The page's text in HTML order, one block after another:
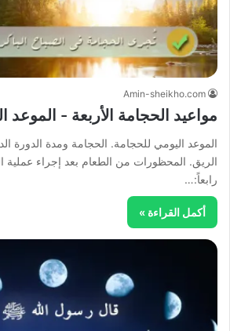
Amin-sheikho.com
مواعيد الحجامة الأربعة - الموعد
الموعد اليومي للحجامة. الحجامة ومدة الدورة
الريق. المحظورات من الطعام بعد إجراء عملية
رابعاً:…
أكمل القراءة »